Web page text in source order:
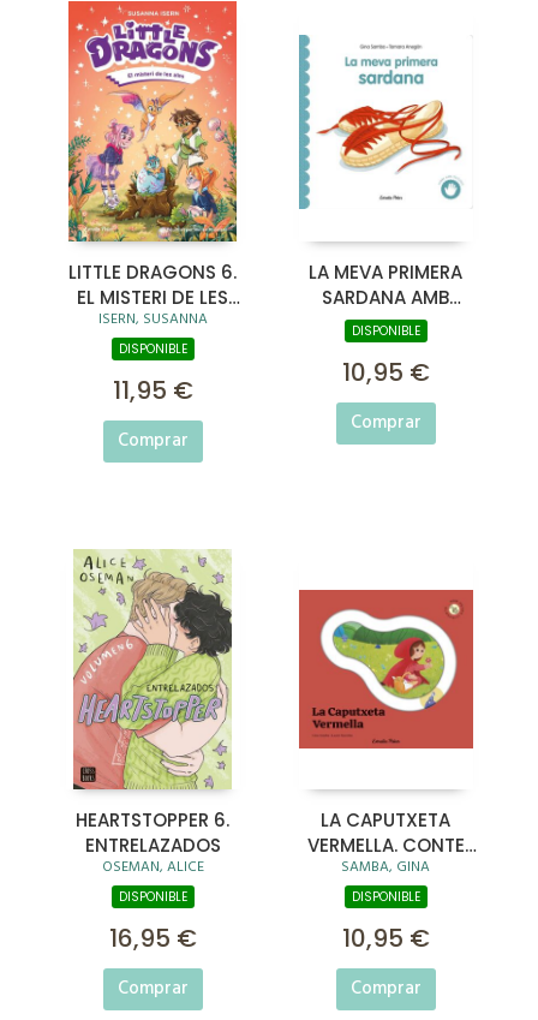
LITTLE DRAGONS 6.
EL MISTERI DE LES
ALES
ISERN, SUSANNA
DISPONIBLE
11,95 €
Comprar
LA MEVA PRIMERA
SARDANA AMB
TEXTURES
DISPONIBLE
10,95 €
Comprar
HEARTSTOPPER 6.
ENTRELAZADOS
OSEMAN, ALICE
DISPONIBLE
16,95 €
Comprar
LA CAPUTXETA
VERMELLA. CONTE
AMB PECES
LLISCANTS
SAMBA, GINA
DISPONIBLE
10,95 €
Comprar